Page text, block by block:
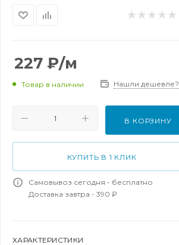
227 ₽/м
Товар в наличии Нашли дешевле?
В КОРЗИНУ
КУПИТЬ В 1 КЛИК
Самовывоз сегодня - бесплатно
Доставка завтра - 390 ₽
ХАРАКТЕРИСТИКИ